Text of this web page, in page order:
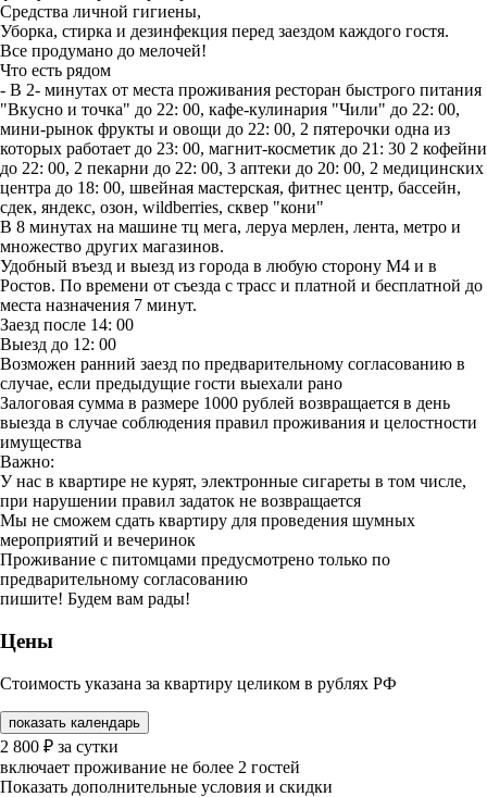
Средства личной гигиены,
Уборка, стирка и дезинфекция перед заездом каждого гостя.
Все продумано до мелочей!
Что есть рядом
- В 2- минутах от места проживания ресторан быстрого питания
"Вкусно и точка" до 22: 00, кафе-кулинария "Чили" до 22: 00,
мини-рынок фрукты и овощи до 22: 00, 2 пятерочки одна из
которых работает до 23: 00, магнит-косметик до 21: 30 2 кофейни
до 22: 00, 2 пекарни до 22: 00, 3 аптеки до 20: 00, 2 медицинских
центра до 18: 00, швейная мастерская, фитнес центр, бассейн,
сдек, яндекс, озон, wildberries, сквер "кони"
В 8 минутах на машине тц мега, леруа мерлен, лента, метро и
множество других магазинов.
Удoбный въезд и выезд из гоpода в любую сторoну M4 и в
Pоcтов. По времени от съезда с трасс и платной и бесплатной до
места назначения 7 минут.
Заезд после 14: 00
Выезд до 12: 00
Возможен ранний заезд по предварительному согласованию в
случае, если предыдущие гости выехали рано
Залоговая сумма в размере 1000 рублей возвращается в день
выезда в случае соблюдения правил проживания и целостности
имущества
Важно:
У нас в квартире не курят, электронные сигареты в том числе,
при нарушении правил задаток не возвращается
Мы не сможем сдать квартиру для проведения шумных
мероприятий и вечеринок
Проживание с питомцами предусмотрено только по
предварительному согласованию
пишите! Будем вам рады!
Цены
Стоимость указана за квартиру целиком в рублях РФ
показать календарь
2 800 ₽ за сутки
включает проживание не более 2 гостей
Показать дополнительные условия и скидки